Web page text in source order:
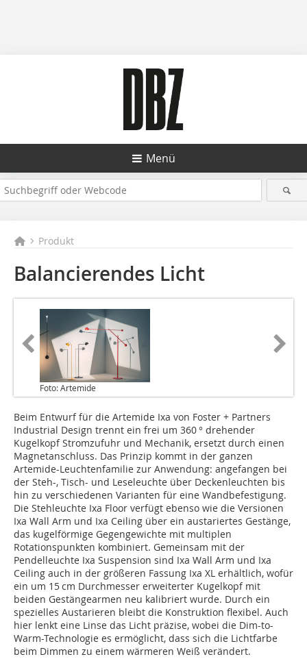
Menü
Produkt
Balancierendes Licht
Foto: Artemide
Beim Entwurf für die Artemide Ixa von Foster + Partners
Industrial Design trennt ein frei um 360 ° drehender
Kugelkopf Stromzufuhr und Mechanik, ersetzt durch einen
Magnetanschluss. Das Prinzip kommt in der ganzen
Artemide-Leuchtenfamilie zur Anwendung: angefangen bei
der Steh-, Tisch- und Leseleuchte über Deckenleuchten bis
hin zu verschiedenen Varianten für eine Wandbefestigung.
Die Stehleuchte Ixa Floor verfügt ebenso wie die Versionen
Ixa Wall Arm und Ixa Ceiling über ein austariertes Gestänge,
das kugelförmige Gegengewichte mit multiplen
Rotationspunkten kombiniert. Gemeinsam mit der
Pendelleuchte Ixa Suspension sind Ixa Wall Arm und Ixa
Ceiling auch in der größeren Fassung Ixa XL erhältlich, wofür
ein um 15 cm Durchmesser erweiterter Kugelkopf mit
beiden Gestängearmen neu kalibriert wurde. Durch ein
spezielles Austarieren bleibt die Konstruktion flexibel. Auch
hier lenkt eine Linse das Licht präzise, wobei die Dim-to-
Warm-Technologie es ermöglicht, dass sich die Lichtfarbe
beim Dimmen zu einem wärmeren Weiß verändert.